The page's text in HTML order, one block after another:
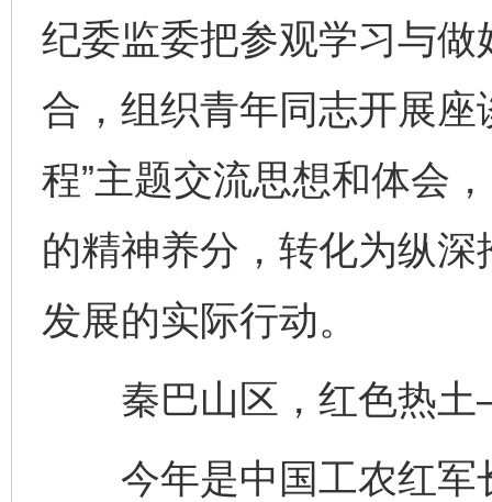
纪委监委把参观学习与
合，组织青年同志开展座
程”主题交流思想和体会
的精神养分，转化为纵
发展的实际行动。
秦巴山区，红色热
今年是中国工农红军